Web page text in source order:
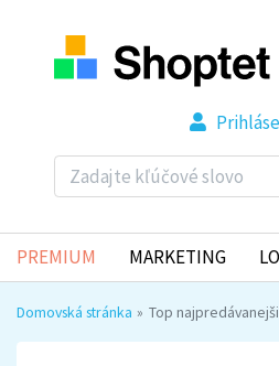
PREMIUM MARKETING
Domovská stránka Top